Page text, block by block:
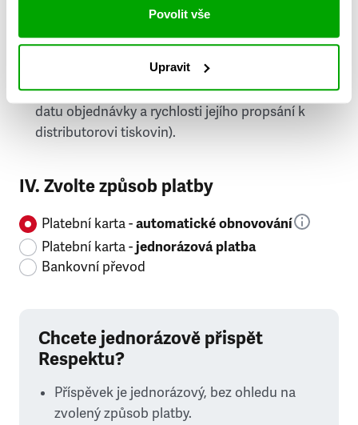
Povolit vše
Upravit
doručování týdeníku Respekt v tištěné verzi, na
první vydání ve vaší schránce se můžete těšit
příští, nejpozději přespříští týden (v závislosti na
datu objednávky a rychlosti jejího propsání k
distributorovi tiskovin).
IV. Zvolte způsob platby
Platební karta -automatické obnovování
Platební karta -jednorázová platba
Bankovní převod
Chcete jednorázově přispět
Respektu?
Příspěvek je jednorázový, bez ohledu na
zvolený způsob platby.